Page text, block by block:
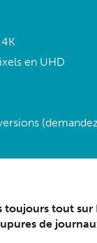
en UHD
toujours tout
de